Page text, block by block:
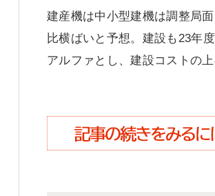
建産機は中小型建機は調整局
比横ばいと予想。建設も23年
アルファとし、建設コストの